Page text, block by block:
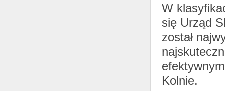
W
się Urząd
został
Kolnie.